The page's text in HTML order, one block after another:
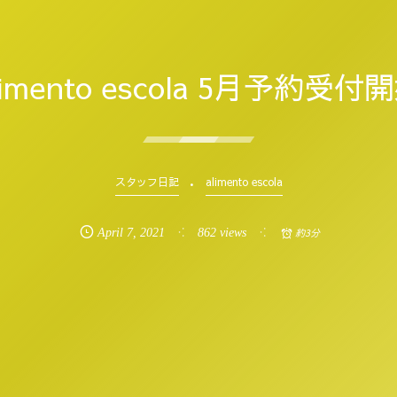
escola 5月予約受付
スタッフ日記 alimento escola
April 7,2021 862 views 約3分